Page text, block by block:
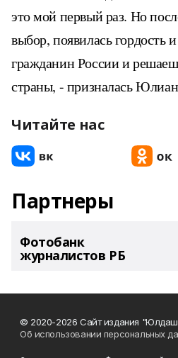
это мой первый раз. Но
выбор, появилась гордость
гражданин России и
страны, - призналась
Читайте нас
Партнеры
Фотобанк
журналистов РБ
© 2020-2026 Сайт издания
Об использовании персональных